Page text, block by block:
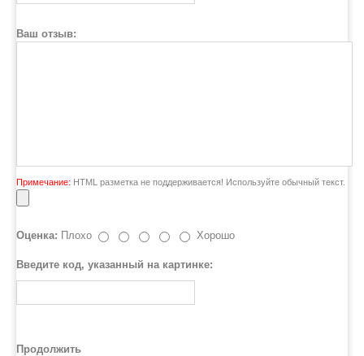
Ваш отзыв:
Примечание: HTML разметка не поддерживается! Используйте обычный текст.
Оценка: Плохо Хорошо
Введите код, указанный на картинке:
Продолжить